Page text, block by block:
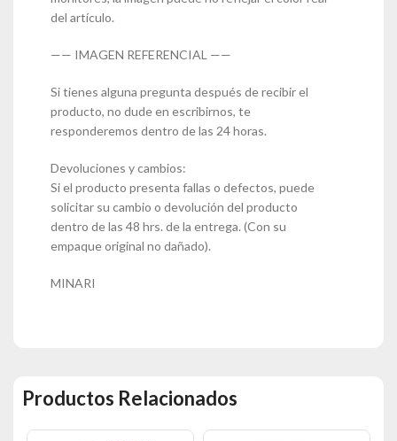
del artículo.
—— IMAGEN REFERENCIAL ——
Si tienes alguna pregunta después de recibir el
producto, no dude en escribirnos, te
responderemos dentro de las 24 horas.
Devoluciones y cambios:
Si el producto presenta fallas o defectos, puede
solicitar su cambio o devolución del producto
dentro de las 48 hrs. de la entrega. (Con su
empaque original no dañado).
MINARI
Productos Relacionados